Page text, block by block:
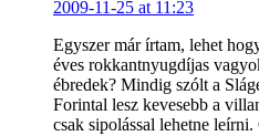
2009-11-25 at 11:23
Egyszer már írtam, lehet
éves rokkantnyugdíjas
ébredek? Mindig szólt a
Forintal lesz kevesebb a
csak sipolással lehetne